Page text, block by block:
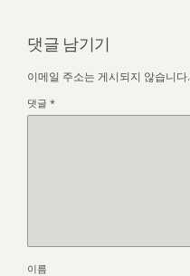
댓글 남기기
이메일 주소는 게시되지 않습니다.
댓글 *
이름